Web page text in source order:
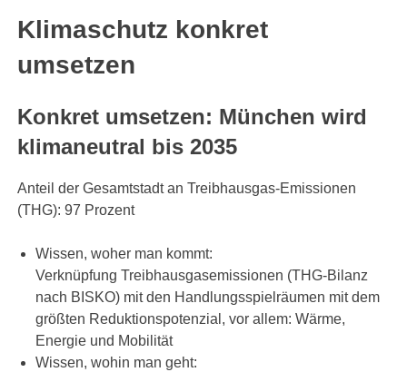
Klimaschutz konkret
umsetzen
Konkret umsetzen: München wird
klimaneutral bis 2035
Anteil der Gesamtstadt an Treibhausgas-Emissionen
(THG): 97 Prozent
Wissen, woher man kommt:
Verknüpfung Treibhausgasemissionen (THG-Bilanz
nach BISKO) mit den Handlungsspielräumen mit dem
größten Reduktionspotenzial, vor allem: Wärme,
Energie und Mobilität
Wissen, wohin man geht: